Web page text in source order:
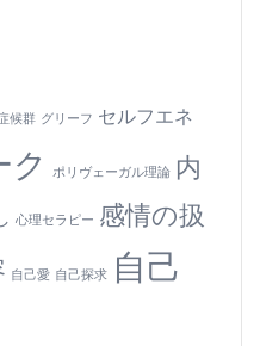
候群 グリーフ セルフエネ
ク ポリヴェーガル理論 内
心理セラピー 感情の扱
自己愛 自己探求
自己